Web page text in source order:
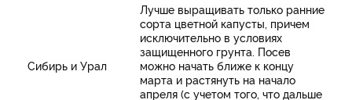
Сибирь и Урал
Лучше выращивать только ранние
сорта цветной капусты, причем
исключительно в условиях
защищенного грунта. Посев
можно начать ближе к концу
марта и растянуть на начало
апреля (с учетом того, что дальше